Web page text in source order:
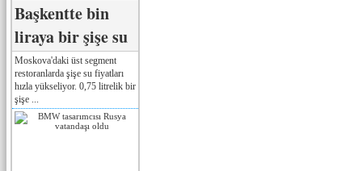
Başkentte bin
liraya bir şişe su
Moskova'daki üst segment
restoranlarda şişe su fiyatları
hızla yükseliyor. 0,75 litrelik bir
şişe ...